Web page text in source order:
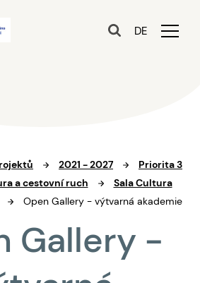
DE
2021 - 2027
Priorita 3
a cestovní ruch
Sala Cultura
Open Gallery - výtvarná akademie
Gallery -